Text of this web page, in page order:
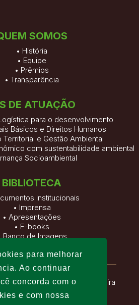
SOMOS
• História
• Equipe
• Prêmios
•Transparência
DE ATUAÇÃO
para o desenvolvimento
Básicos e Direitos Humanos
Territorial e Gestão Ambiental
com sustentabilidade ambiental
Socioambiental
BIBLIOTECA
Institucionais
• Imprensa
•Apresentações
• E-books
Banco de Imagens
e Preservar
| Altamira
– Pará – Brasil
para melhorar
Ao continuar
concorda com o
e com nossa